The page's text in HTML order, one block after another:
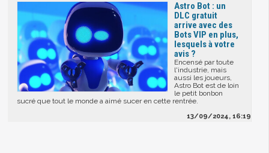
Astro Bot : un
DLC gratuit
arrive avec des
Bots VIP en plus,
lesquels à votre
avis ?
Encensé par toute
l'industrie, mais
aussi les joueurs,
Astro Bot est de loin
le petit bonbon
sucré que tout le monde a aimé sucer en cette rentrée.
13/09/2024, 16:19